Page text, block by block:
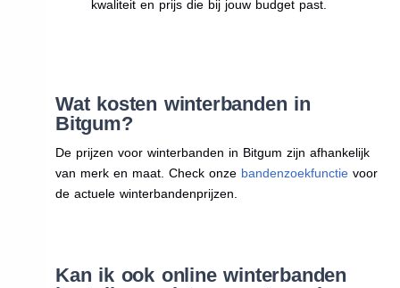
kwaliteit en prijs die bij jouw budget past.
Wat kosten winterbanden in
Bitgum?
De prijzen voor winterbanden in Bitgum zijn afhankelijk
van merk en maat. Check onze bandenzoekfunctievoor
de actuele winterbandenprijzen.
Kan ik ook online winterbanden